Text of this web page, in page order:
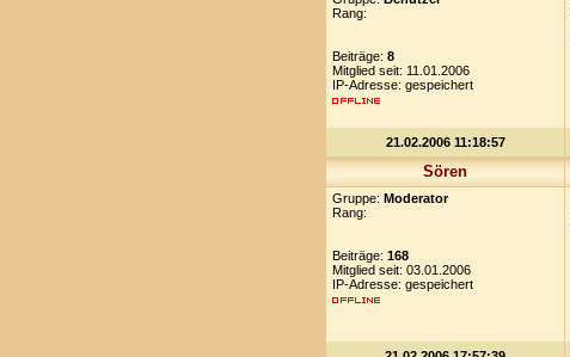
Rang:
Beiträge: 8
Mitglied seit: 11.01.2006
IP-Adresse: gespeichert
21.02.2006 11:18:57
Sören
Gruppe: Moderator
Rang:
Beiträge: 168
Mitglied seit: 03.01.2006
IP-Adresse: gespeichert